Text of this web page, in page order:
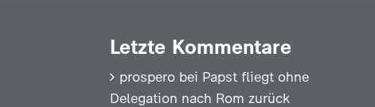
Letzte Kommentare
prospero bei Papst fliegt ohne
Delegation nach Rom zurück